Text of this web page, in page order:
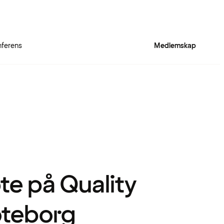
Medlemskap
på Quality